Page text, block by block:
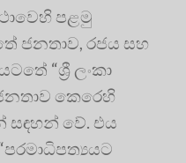
පළමු
ජනතාව, රජය සහ
“ශ්‍රී ලංකා
කෙරෙහි
සඳහන් වේ. එය